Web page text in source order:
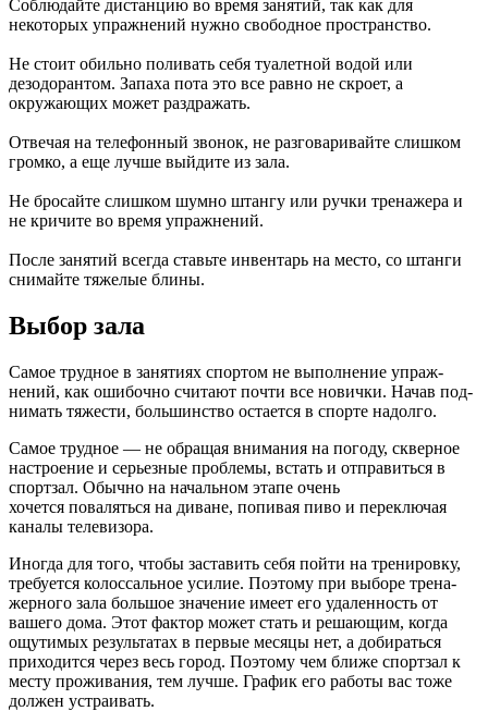
Соблюдайте дистанцию во время занятий, так как для
некоторых упражнений нуж­но свободное пространство.
Не стоит обильно поливать себя туалетной водой или
дезодорантом. Запаха пота это все равно не скроет, а
окружающих может раз­дражать.
Отвечая на телефонный звонок, не разговаривайте слишком
громко, а еще лучше выйдите из зала.
Не бросайте слишком шум­но штангу или ручки трена­жера и
не кричите во время упражнений.
После занятий всегда ставьте инвентарь на ме­сто, со штанги
снимайте тяжелые блины.
Выбор зала
Самое трудное в занятиях спортом не выполнение упраж­
нений, как ошибочно считают почти все новички. Начав под­
нимать тяжести, большинство остается в спорте надолго.
Самое трудное — не обращая внимания на погоду, скверное
настроение и серьезные про­блемы, встать и отправиться в
спортзал. Обычно на на­чальном этапе очень
хочется поваляться на диване, попивая пиво и переключая
каналы телевизора.
Иногда для того, чтобы заставить себя пойти на тренировку,
требуется колос­сальное усилие. Поэтому при выборе трена­
жерного зала большое зна­чение имеет его удаленность от
вашего дома. Этот фактор может стать и решающим, когда
ощутимых результатах в первые месяцы нет, а доби­раться
приходится через весь город. Поэтому чем ближе спортзал к
месту проживания, тем лучше. График его работы вас тоже
должен устраивать.